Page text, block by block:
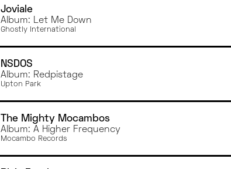
Joviale
Album: Let Me Down
Ghostly International
NSDOS
Album: Redpistage
Upton Park
The Mighty Mocambos
Album: A Higher Frequency
Mocambo Records